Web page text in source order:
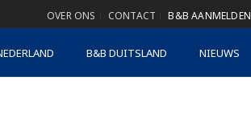
OVER ONS CONTACT B&B AANMELDEN
B&B DUITSLAND NIEUWS